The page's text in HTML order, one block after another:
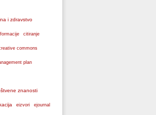
i zdravstvo
citiranje
commons
plan
znanosti
eizvori ejournal